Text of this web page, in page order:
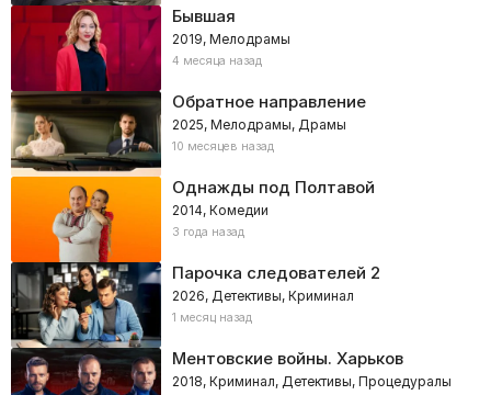
Бывшая
2019, Мелодрамы
4 месяца назад
Обратное направление
2025, Мелодрамы, Драмы
10 месяцев назад
Однажды под Полтавой
2014, Комедии
3 года назад
Парочка следователей 2
2026, Детективы, Криминал
1 месяц назад
Ментовские войны. Харьков
2018, Криминал, Детективы, Процедуралы